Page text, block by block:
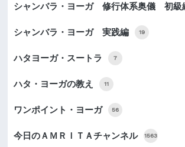
シャンバラ・ヨーガ 修行体系奥儀 初級
シャンバラ・ヨーガ 実践編 19
ハタヨーガ・スートラ 7
ハタ・ヨーガの教え 11
ワンポイント・ヨーガ 56
今日のＡＭＲＩＴＡチャンネル 1563